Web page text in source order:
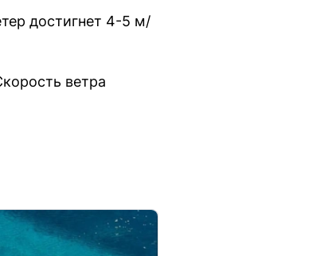
достигнет 4-5 м/
ветра